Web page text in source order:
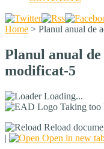
Home > Planul anual de
Planul anual
modificat-5
Loading...
Taking too
Reload
|
Open in new